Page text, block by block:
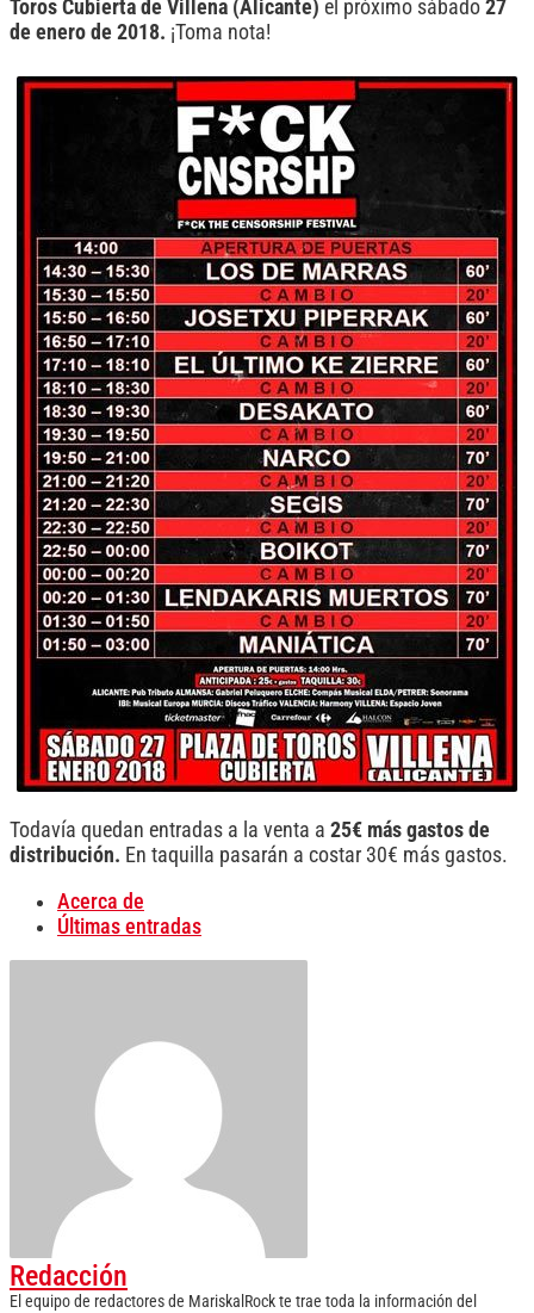
Toros Cubierta de Villena (Alicante) el próximo sábado 27
de enero de 2018. ¡Toma nota!
Todavía quedan entradas a la venta a 25€ más gastos de
distribución. En taquilla pasarán a costar 30€ más gastos.
Acerca de
Últimas entradas
Redacción
El equipo de redactores de MariskalRock te trae toda la información del